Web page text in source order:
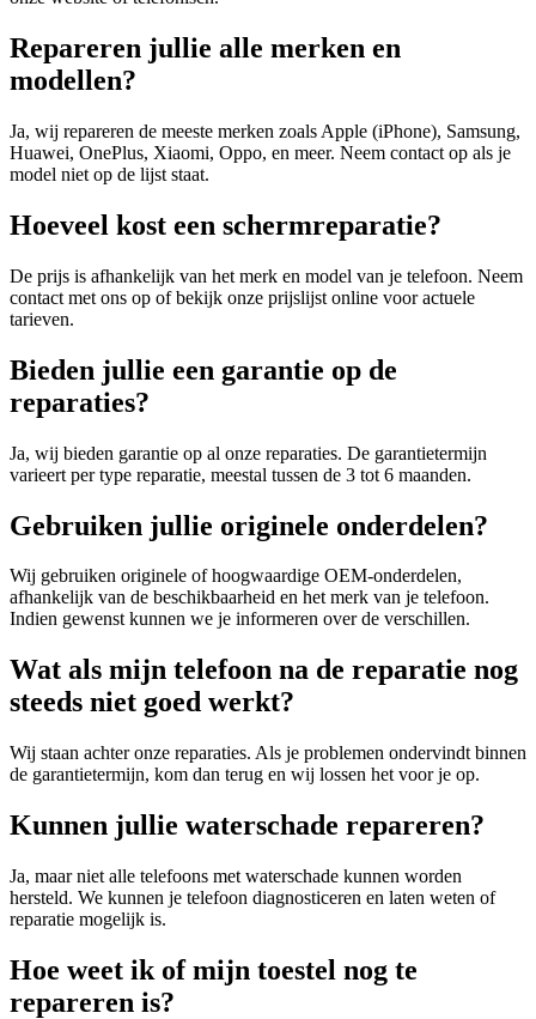
Repareren jullie alle merken en
modellen?
Ja, wij repareren de meeste merken zoals Apple (iPhone), Samsung,
Huawei, OnePlus, Xiaomi, Oppo, en meer. Neem contact op als je
model niet op de lijst staat.
Hoeveel kost een schermreparatie?
De prijs is afhankelijk van het merk en model van je telefoon. Neem
contact met ons op of bekijk onze prijslijst online voor actuele
tarieven.
Bieden jullie een garantie op de
reparaties?
Ja, wij bieden garantie op al onze reparaties. De garantietermijn
varieert per type reparatie, meestal tussen de 3 tot 6 maanden.
Gebruiken jullie originele onderdelen?
Wij gebruiken originele of hoogwaardige OEM-onderdelen,
afhankelijk van de beschikbaarheid en het merk van je telefoon.
Indien gewenst kunnen we je informeren over de verschillen.
Wat als mijn telefoon na de reparatie nog
steeds niet goed werkt?
Wij staan achter onze reparaties. Als je problemen ondervindt binnen
de garantietermijn, kom dan terug en wij lossen het voor je op.
Kunnen jullie waterschade repareren?
Ja, maar niet alle telefoons met waterschade kunnen worden
hersteld. We kunnen je telefoon diagnosticeren en laten weten of
reparatie mogelijk is.
Hoe weet ik of mijn toestel nog te
repareren is?